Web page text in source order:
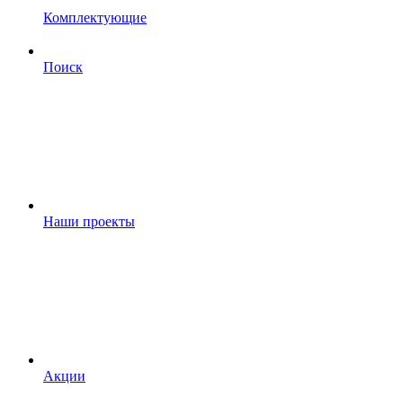
Комплектующие
Поиск
Наши проекты
Акции